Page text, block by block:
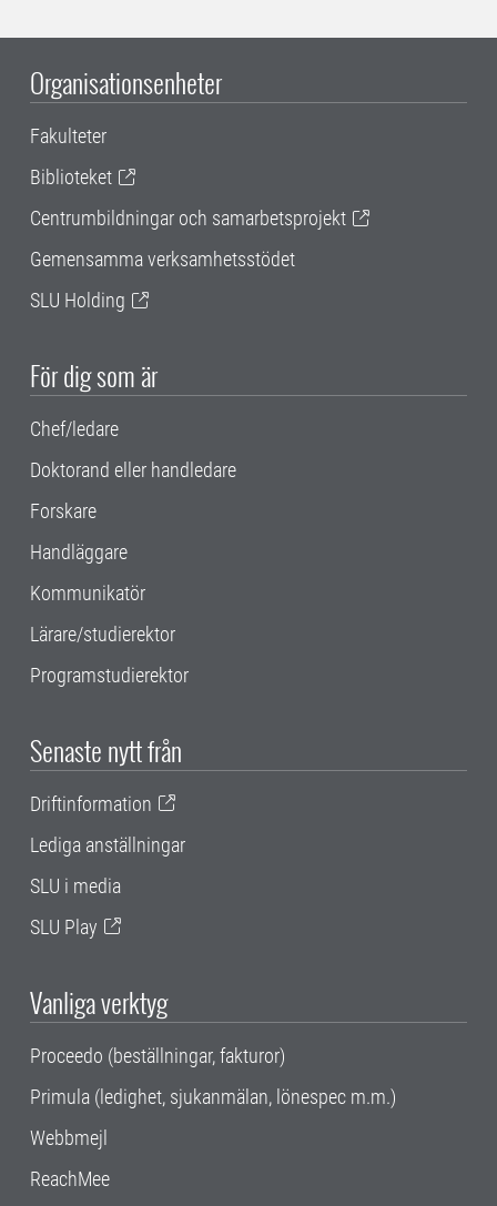
Organisationsenheter
Fakulteter
Biblioteket
Centrumbildningar och samarbetsprojekt
Gemensamma verksamhetsstödet
SLU Holding
För dig som är
Chef/ledare
Doktorand eller handledare
Forskare
Handläggare
Kommunikatör
Lärare/studierektor
Programstudierektor
Senaste nytt från
Driftinformation
Lediga anställningar
SLU i media
SLU Play
Vanliga verktyg
Proceedo (beställningar, fakturor)
Primula (ledighet, sjukanmälan, lönespec m.m.)
Webbmejl
ReachMee